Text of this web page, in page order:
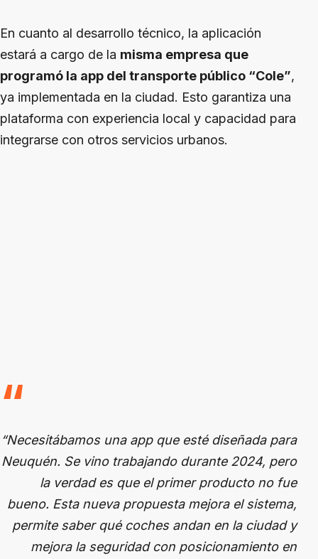
En cuanto al desarrollo técnico, la aplicación
estará a cargo de la misma empresa que
programó la app del transporte público “Cole”,
ya implementada en la ciudad. Esto garantiza una
plataforma con experiencia local y capacidad para
integrarse con otros servicios urbanos.
“Necesitábamos una app que esté diseñada para
Neuquén. Se vino trabajando durante 2024, pero
la verdad es que el primer producto no fue
bueno. Esta nueva propuesta mejora el sistema,
permite saber qué coches andan en la ciudad y
mejora la seguridad con posicionamiento en